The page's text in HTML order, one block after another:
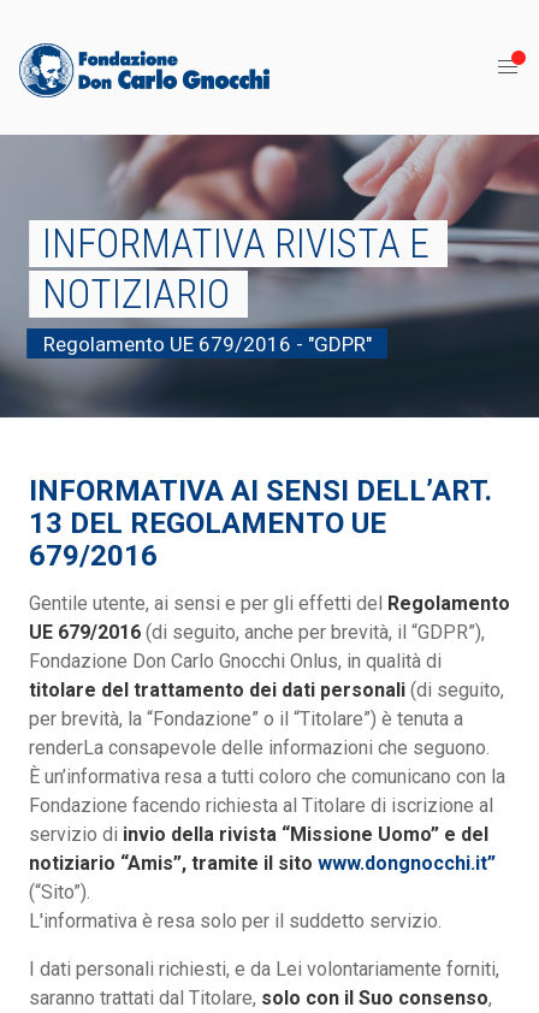
INFORMATIVA RIVISTA E
NOTIZIARIO
Regolamento UE 679/2016 - "GDPR"
INFORMATIVA AI SENSI DELL’ART.
13 DEL REGOLAMENTO UE
679/2016
Gentile utente, ai sensi e per gli effetti del Regolamento
UE 679/2016 (di seguito, anche per brevità, il “GDPR”),
Fondazione Don Carlo Gnocchi Onlus, in qualità di
titolare del trattamento dei dati personali (di seguito,
per brevità, la “Fondazione” o il “Titolare”) è tenuta a
renderLa consapevole delle informazioni che seguono.
È un’informativa resa a tutti coloro che comunicano con la
Fondazione facendo richiesta al Titolare di iscrizione al
servizio di invio della rivista “Missione Uomo” e del
notiziario “Amis”, tramite il sito www.dongnocchi.it”
(“Sito”).
L'informativa è resa solo per il suddetto servizio.
I dati personali richiesti, e da Lei volontariamente forniti,
saranno trattati dal Titolare, solo con il Suo consenso,